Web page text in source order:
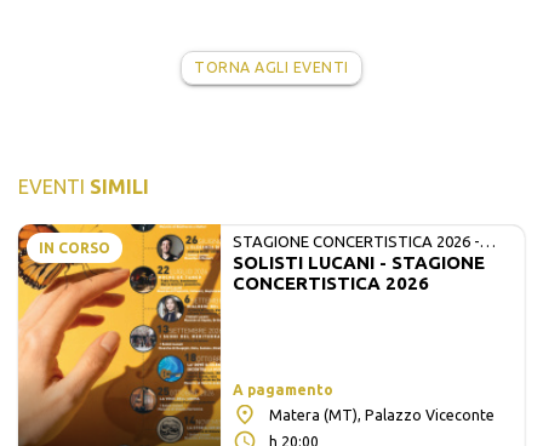
TORNA AGLI EVENTI
EVENTI SIMILI
IN CORSO
STAGIONE CONCERTISTICA 2026 -
MATE E SOLISTI LUCANI
SOLISTI LUCANI - STAGIONE
CONCERTISTICA 2026
A pagamento
Matera (MT), Palazzo Viceconte
h 20:00